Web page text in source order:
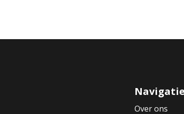
Over ons